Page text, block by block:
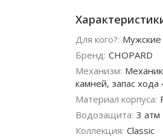
Для кого?: Мужские
Бренд: CHOPARD
Механизм:
камней, запас хода
Материал корпуса:
Водозащита: 3 атм
Коллекция: Classic